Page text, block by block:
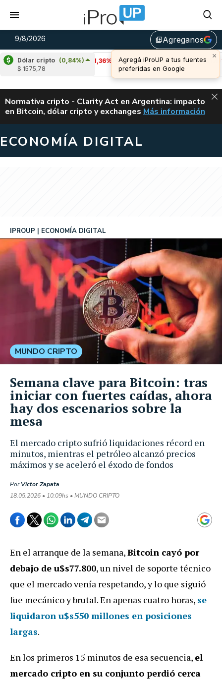
9/8/2026 library_addAgreganos
Dólar cripto (0,84%)
$ 1575,78
Cardano (-1,36%)
u$s 0,20
Avalanche (-0,91%)
u$s 6,46
ALERTA
Normativa cripto - Clarity Act en Argentina: impacto
en Bitcoin, dólar cripto y exchanges CLARITY ACT EN
Más información
ECONOMÍA DIGITAL
El mercado cripto sufrió liquidaciones récord en
minutos, mientras el petróleo alcanzó precios
máximos y se aceleró el éxodo de fondos
IPROUP ECONOMÍA DIGITAL
PorVíctor Zapata
18.05.2026 • 10:09hs • MUNDO CRIPTO
MUNDO CRIPTO
Semana clave para Bitcoin: tras
iniciar con fuertes caídas, ahora
hay dos escenarios sobre la
mesa
En el arranque de la semana,Bitcoin cayó por
debajo de u$s77.800, un nivel de soporte técnico
que el mercado venía respetando, y lo que siguió
fue mecánico y brutal. En apenas cuatro horas, se
liquidaron u$s550 millones en posiciones
largas.
En los primeros 15 minutos de esa secuencia, el
mercado cripto en su conjunto perdió cerca